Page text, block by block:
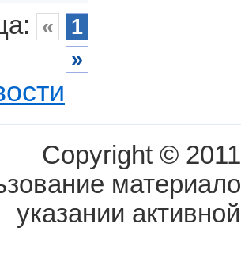
«
1
»
Copyright ©
указании